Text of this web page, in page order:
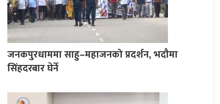
जनकपुरधाममा साहु–महाजनको प्रदर्शन, भदौमा
सिंहदरबार घेर्ने